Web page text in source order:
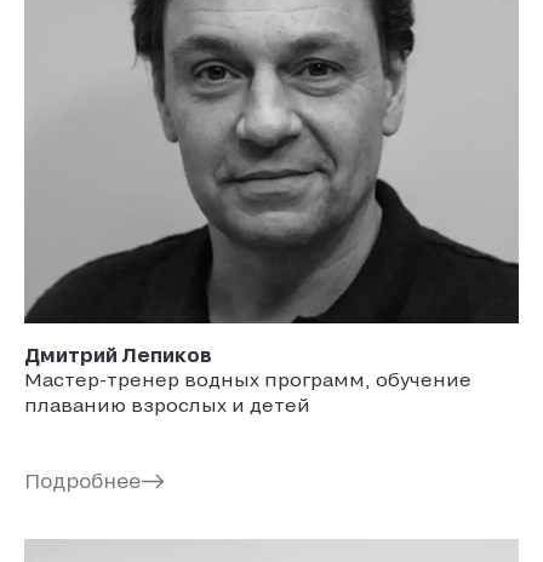
Дмитрий Лепиков
Мастер-тренер водных программ, обучение
плаванию взрослых и детей
Подробнее